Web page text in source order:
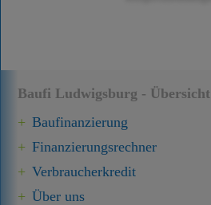
Baufi Ludwigsburg - Übersicht
Baufinanzierung
Finanzierungsrechner
Verbraucherkredit
Über uns